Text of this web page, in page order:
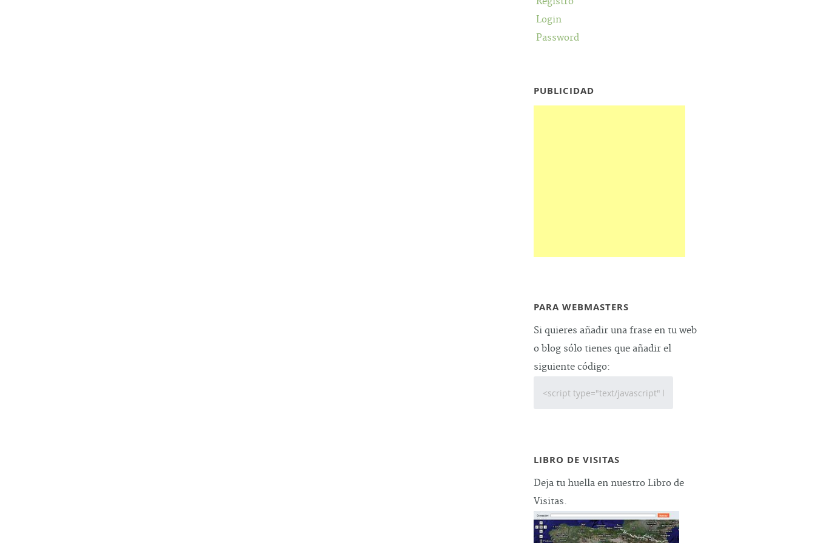
Login
Password
PUBLICIDAD
PARA WEBMASTERS
Si quieres añadir una frase en tu web
o blog sólo tienes que añadir el
siguiente código:
LIBRO DE VISITAS
Deja tu huella en nuestro Libro de
Visitas.